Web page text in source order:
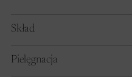
Skład
Pielęgnacja